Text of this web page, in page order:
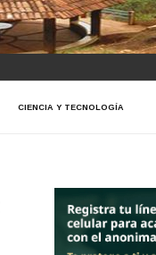
CIENCIA Y TECNOLOGÍA